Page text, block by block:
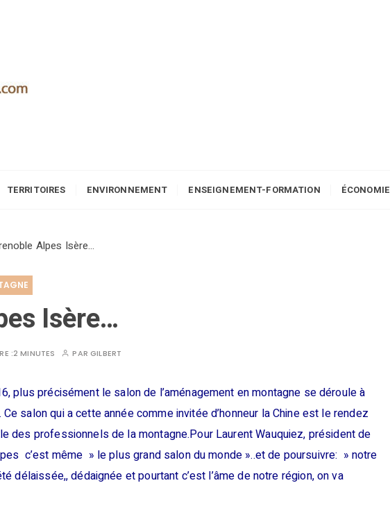
TERRITOIRES ENVIRONNEMENT ENSEIGNEMENT-FORMATION ÉCONOMIE
Alpes Isère…
Isère…
:2 MINUTES PARGILBERT
plus précisément le salon de l’aménagement en montagne se déroule à
salon qui a cette année comme invitée d’honneur la Chine est le rendez
des professionnels de la montagne.Pour Laurent Wauquiez, président de
c’est même » le plus grand salon du monde »..et de poursuivre: » notre
délaissée,, dédaignée et pourtant c’est l’âme de notre région, on va